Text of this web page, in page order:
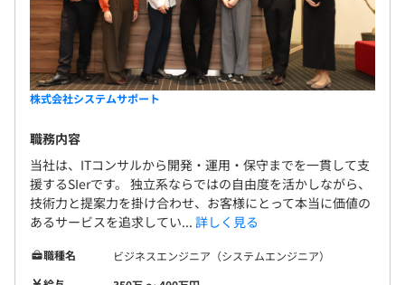
株式会社システムサポート
職務内容
当社は、ITコンサルから開発・運用・保守までを一貫して支
援するSIerです。 独立系ならではの自由度を活かしながら、
技術力と提案力を掛け合わせ、お客様にとって本当に価値の
あるサービスを追求してい... 詳しく見る
職種名
ビジネスエンジニア（システムエンジニア）